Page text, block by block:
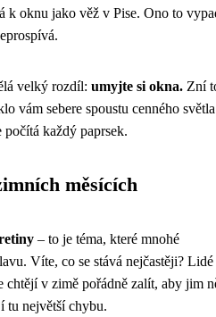
k oknu jako věž v Pise. Ono to
velký rozdíl: umyjte si okna. Zní
vám sebere spoustu cenného
každý paprsek.
měsících
– to je téma, které mnohé
Víte, co se stává nejčastěji? Lidé
chtějí v zimě pořádně zalít, aby jim
tu největší chybu.